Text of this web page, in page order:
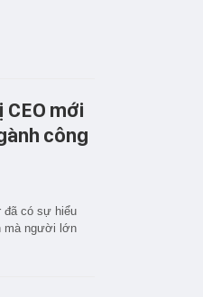
mới
công
đã có sự hiểu
mà người lớn